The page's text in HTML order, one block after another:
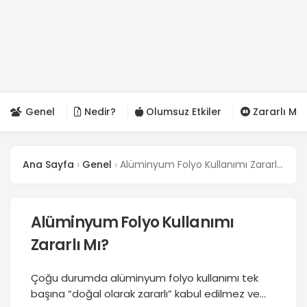
Genel Nedir? Olumsuz Etkiler Zararlı Mı?
Ana Sayfa Genel Alüminyum Folyo Kullanımı Zararlı Mı?
Alüminyum Folyo Kullanımı
Zararlı Mı?
Çoğu durumda alüminyum folyo kullanımı tek
başına “doğal olarak zararlı” kabul edilmez ve